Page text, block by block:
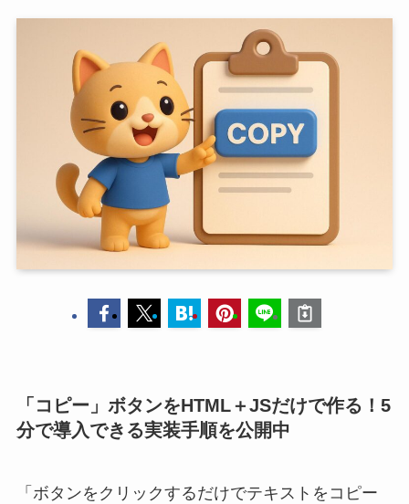
「コピー」ボタンをHTML＋JSだけで作る！5
分で導入できる実装手順を公開中
「ボタンをクリックするだけでテキストをコピー